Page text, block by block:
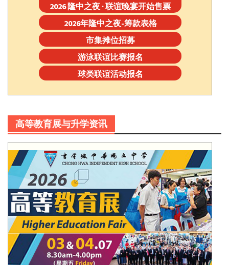
2026 隆中之夜 · 联谊晚宴开始售票
2026年隆中之夜-筹款表格
市集摊位招募
游泳联谊比赛报名
球类联谊活动报名
高等教育展与升学资讯